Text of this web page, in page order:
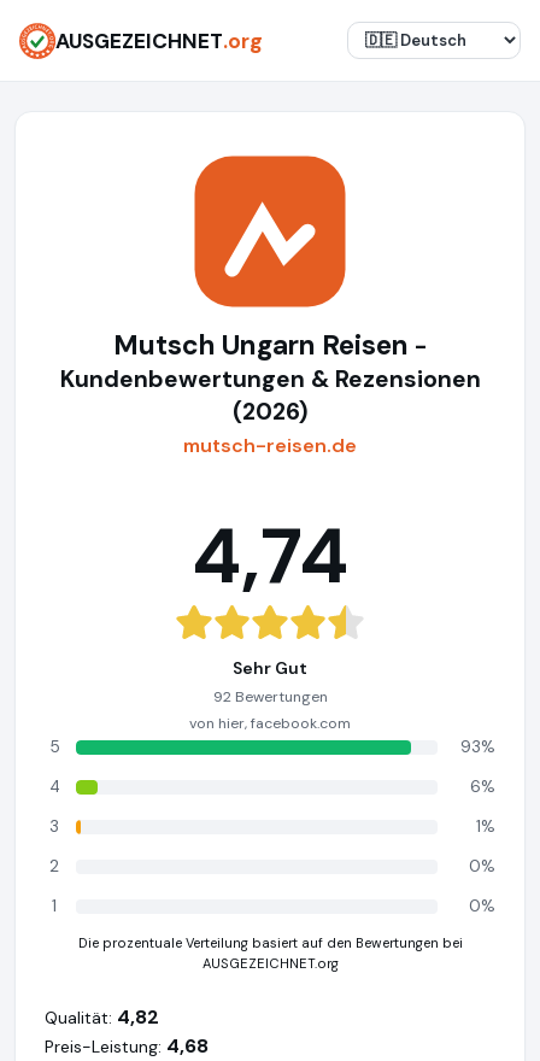
AUSGEZEICHNET.org
Mutsch Ungarn Reisen -
Kundenbewertungen & Rezensionen
(2026)
mutsch-reisen.de
4,74
Sehr Gut
92 Bewertungen
von hier, facebook.com
5
93%
4
6%
3
1%
2
0%
1
0%
Die prozentuale Verteilung basiert auf den Bewertungen bei
AUSGEZEICHNET.org
Qualität: 4,82
Preis-Leistung: 4,68